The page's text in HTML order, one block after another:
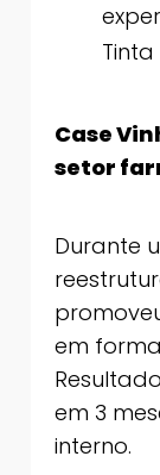
Tinta
Case
setor
Durante
em
em 3
interno.